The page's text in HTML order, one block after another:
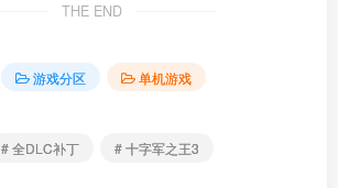
THE END
游戏分区
单机游戏
# 全DLC补丁 # 十字军之王3